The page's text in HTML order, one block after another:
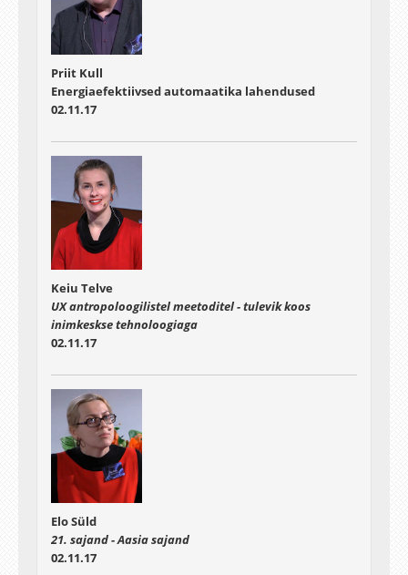
Priit Kull
Energiaefektiivsed automaatika lahendused
02.11.17
Keiu Telve
UX antropoloogilistel meetoditel - tulevik koos
inimkeskse tehnoloogiaga
02.11.17
Elo Süld
21. sajand - Aasia sajand
02.11.17